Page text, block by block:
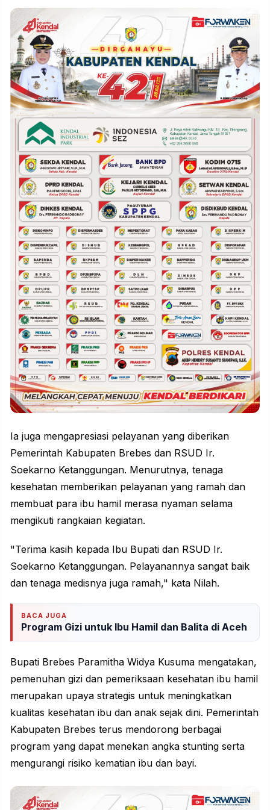
Ia juga mengapresiasi pelayanan yang diberikan
Pemerintah Kabupaten Brebes dan RSUD Ir.
Soekarno Ketanggungan. Menurutnya, tenaga
kesehatan memberikan pelayanan yang ramah dan
membuat para ibu hamil merasa nyaman selama
mengikuti rangkaian kegiatan.
"Terima kasih kepada Ibu Bupati dan RSUD Ir.
Soekarno Ketanggungan. Pelayanannya sangat baik
dan tenaga medisnya juga ramah," kata Nilah.
BACA JUGA
Program Gizi untuk Ibu Hamil dan Balita di Aceh
Bupati Brebes Paramitha Widya Kusuma mengatakan,
pemenuhan gizi dan pemeriksaan kesehatan ibu hamil
merupakan upaya strategis untuk meningkatkan
kualitas kesehatan ibu dan anak sejak dini. Pemerintah
Kabupaten Brebes terus mendorong berbagai
program yang dapat menekan angka stunting serta
mengurangi risiko kematian ibu dan bayi.